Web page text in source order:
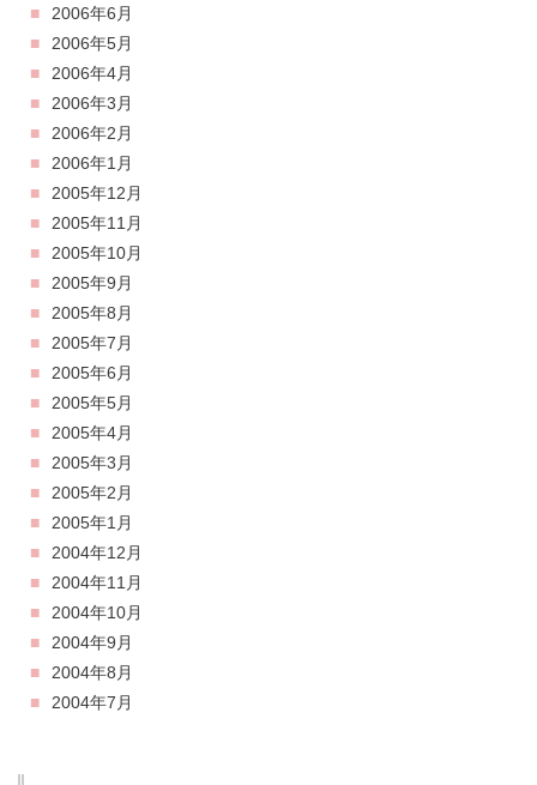
2006年6月
2006年5月
2006年4月
2006年3月
2006年2月
2006年1月
2005年12月
2005年11月
2005年10月
2005年9月
2005年8月
2005年7月
2005年6月
2005年5月
2005年4月
2005年3月
2005年2月
2005年1月
2004年12月
2004年11月
2004年10月
2004年9月
2004年8月
2004年7月